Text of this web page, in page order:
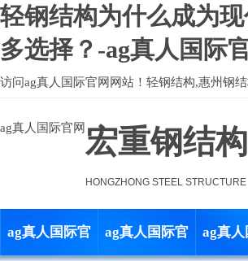
轻钢结构为什么成为
多选择？-ag真人国际
访问ag真人国际官网 网站！轻钢结构,惠州钢
ag真人国际官网宏重钢结构
HONGZHONG STEEL STRUCTURE
ag真人国际官 ag真人国际官 ag真